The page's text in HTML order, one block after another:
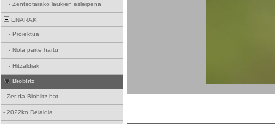
- Zentsotarako laukien esleipena
ENARAK
- Proiektua
- Nola parte hartu
- Hitzaldiak
Bioblitz
- Zer da Bioblitz bat
- 2022ko Deialdia